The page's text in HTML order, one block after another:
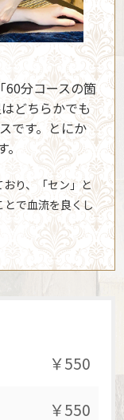
60分コースの箇
どちらかでも
です。とにか
り、「セン」と
とで血流を良くし
￥550
￥550